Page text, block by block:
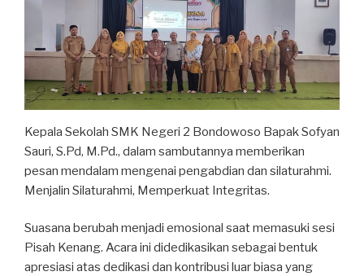
Kepala Sekolah SMK Negeri 2 Bondowoso Bapak Sofyan
Sauri, S.Pd, M.Pd., dalam sambutannya memberikan
pesan mendalam mengenai pengabdian dan silaturahmi.
Menjalin Silaturahmi, Memperkuat Integritas.
Suasana berubah menjadi emosional saat memasuki sesi
Pisah Kenang. Acara ini didedikasikan sebagai bentuk
apresiasi atas dedikasi dan kontribusi luar biasa yang